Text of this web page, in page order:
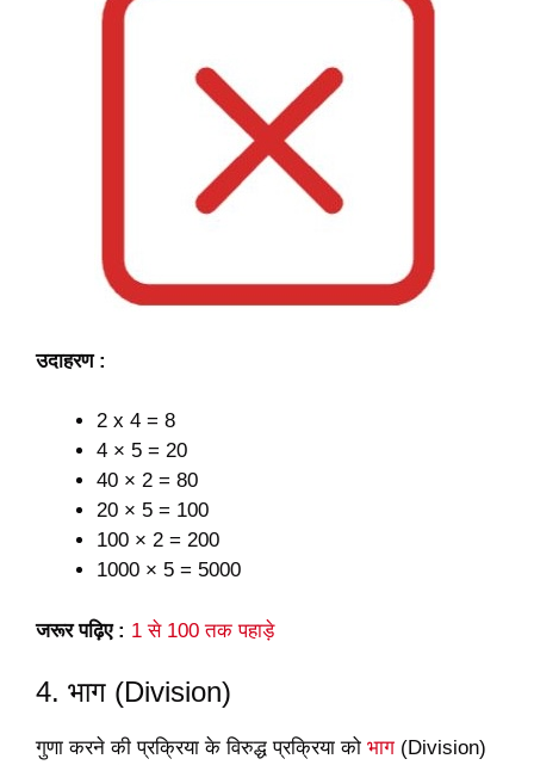
उदाहरण :
2 x 4 = 8
4 × 5 = 20
40 × 2 = 80
20 × 5 = 100
100 × 2 = 200
1000 × 5 = 5000
जरूर पढ़िए : 1 से 100 तक पहाड़े
4. भाग (Division)
गुणा करने की प्रक्रिया के विरुद्ध प्रक्रिया को भाग (Division)